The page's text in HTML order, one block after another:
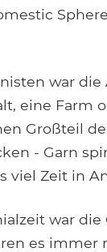
war
eine Farm
Großteil
- Garn
viel Zeit in
war
es immer